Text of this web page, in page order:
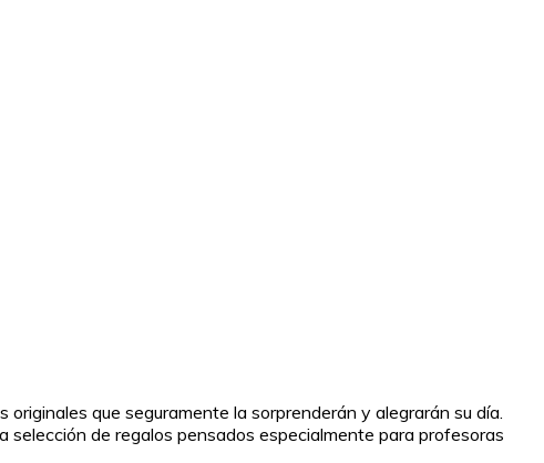
que seguramente la sorprenderán y alegrarán su día.
de regalos pensados especialmente para profesoras